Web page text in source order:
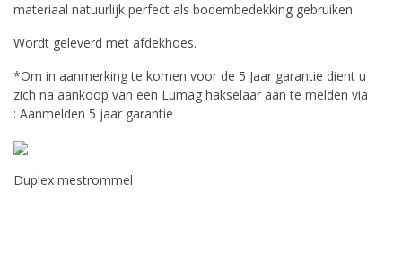
materiaal natuurlijk perfect als bodembedekking gebruiken.
Wordt geleverd met afdekhoes.
*Om in aanmerking te komen voor de 5 Jaar garantie dient u
zich na aankoop van een Lumag hakselaar aan te melden via
: Aanmelden 5 jaar garantie
Duplex mestrommel